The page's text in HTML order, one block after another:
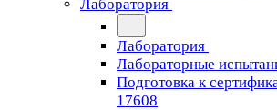
Лаборатория
Лаборатория
Лабораторные
Подготовка к
17608